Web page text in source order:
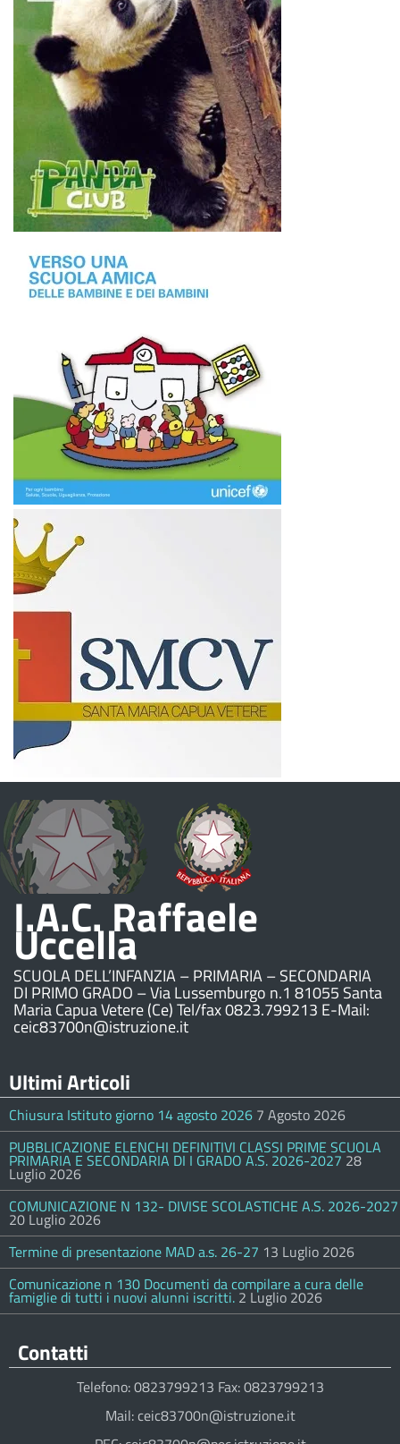
I.A.C. Raffaele
Uccella
SCUOLA DELL’INFANZIA – PRIMARIA – SECONDARIA
DI PRIMO GRADO – Via Lussemburgo n.1 81055 Santa
Maria Capua Vetere (Ce) Tel/fax 0823.799213 E-Mail:
ceic83700n@istruzione.it
Ultimi Articoli
Chiusura Istituto giorno 14 agosto 2026 7 Agosto 2026
PUBBLICAZIONE ELENCHI DEFINITIVI CLASSI PRIME SCUOLA
PRIMARIA E SECONDARIA DI I GRADO A.S. 2026-2027 28
Luglio 2026
COMUNICAZIONE N 132- DIVISE SCOLASTICHE A.S. 2026-2027
20 Luglio 2026
Termine di presentazione MAD a.s. 26-27 13 Luglio 2026
Comunicazione n 130 Documenti da compilare a cura delle
famiglie di tutti i nuovi alunni iscritti. 2 Luglio 2026
Contatti
Telefono: 0823799213 Fax: 0823799213
Mail: ceic83700n@istruzione.it